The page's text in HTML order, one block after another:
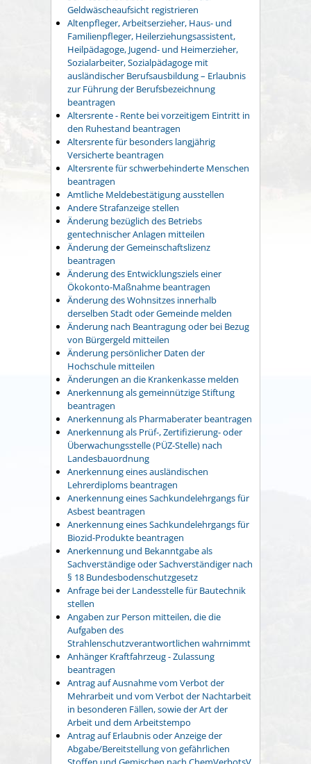
Geldwäscheaufsicht registrieren
Altenpfleger, Arbeitserzieher, Haus- und
Familienpfleger, Heilerziehungsassistent,
Heilpädagoge, Jugend- und Heimerzieher,
Sozialarbeiter, Sozialpädagoge mit
ausländischer Berufsausbildung – Erlaubnis
zur Führung der Berufsbezeichnung
beantragen
Altersrente - Rente bei vorzeitigem Eintritt in
den Ruhestand beantragen
Altersrente für besonders langjährig
Versicherte beantragen
Altersrente für schwerbehinderte Menschen
beantragen
Amtliche Meldebestätigung ausstellen
Andere Strafanzeige stellen
Änderung bezüglich des Betriebs
gentechnischer Anlagen mitteilen
Änderung der Gemeinschaftslizenz
beantragen
Änderung des Entwicklungsziels einer
Ökokonto-Maßnahme beantragen
Änderung des Wohnsitzes innerhalb
derselben Stadt oder Gemeinde melden
Änderung nach Beantragung oder bei Bezug
von Bürgergeld mitteilen
Änderung persönlicher Daten der
Hochschule mitteilen
Änderungen an die Krankenkasse melden
Anerkennung als gemeinnützige Stiftung
beantragen
Anerkennung als Pharmaberater beantragen
Anerkennung als Prüf-, Zertifizierung- oder
Überwachungsstelle (PÜZ-Stelle) nach
Landesbauordnung
Anerkennung eines ausländischen
Lehrerdiploms beantragen
Anerkennung eines Sachkundelehrgangs für
Asbest beantragen
Anerkennung eines Sachkundelehrgangs für
Biozid-Produkte beantragen
Anerkennung und Bekanntgabe als
Sachverständige oder Sachverständiger nach
§ 18 Bundesbodenschutzgesetz
Anfrage bei der Landesstelle für Bautechnik
stellen
Angaben zur Person mitteilen, die die
Aufgaben des
Strahlenschutzverantwortlichen wahrnimmt
Anhänger Kraftfahrzeug - Zulassung
beantragen
Antrag auf Ausnahme vom Verbot der
Mehrarbeit und vom Verbot der Nachtarbeit
in besonderen Fällen, sowie der Art der
Arbeit und dem Arbeitstempo
Antrag auf Erlaubnis oder Anzeige der
Abgabe/Bereitstellung von gefährlichen